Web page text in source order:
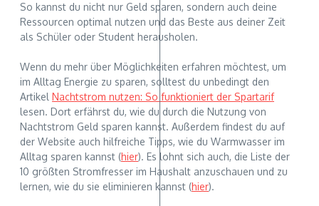
So kannst du nicht nur Geld sparen, sondern auch deine
Ressourcen optimal nutzen und das Beste aus deiner Zeit
als Schüler oder Student herausholen.
Wenn du mehr über Möglichkeiten erfahren möchtest, um
im Alltag Energie zu sparen, solltest du unbedingt den
Artikel Nachtstrom nutzen: So funktioniert der Spartarif
lesen. Dort erfährst du, wie du durch die Nutzung von
Nachtstrom Geld sparen kannst. Außerdem findest du auf
der Website auch hilfreiche Tipps, wie du Warmwasser im
Alltag sparen kannst (hier). Es lohnt sich auch, die Liste der
10 größten Stromfresser im Haushalt anzuschauen und zu
lernen, wie du sie eliminieren kannst (hier).